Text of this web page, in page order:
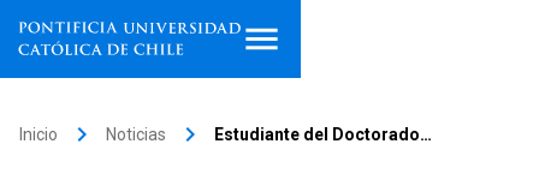
Inicio keyboard_arrow_right Noticias keyboard_arrow_right Estudiante del Doctorado…